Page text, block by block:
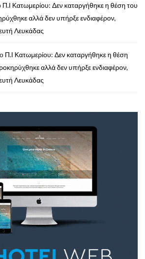
Π.Ι Κατωμερίου: Δεν καταργήθηκε η θέση του
αλλά δεν υπήρξε ενδιαφέρον,
Λευκάδας
Π.Ι Κατωμερίου: Δεν καταργήθηκε η θέση
αλλά δεν υπήρξε ενδιαφέρον,
Λευκάδας